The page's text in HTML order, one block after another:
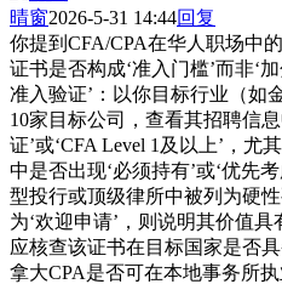
晴窗2026-5-31 14:44回复
你提到CFA/CPA在华人职场中
证书是否构成‘准入门槛’而非‘
准入验证’：以你目标行业（如
10家目标公司，查看其招聘信
证’或‘CFA Level 1及以上’，尤
中是否出现‘必须持有’或‘优先
型投行或顶级律所中被列为硬
为‘欢迎申请’，则说明其价值
应核查该证书在目标国家是否
拿大CPA是否可在本地事务所